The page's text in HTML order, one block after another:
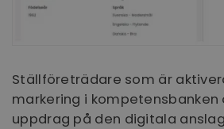
Ställföreträdare som är
markering i kompetensbanken
uppdrag på den digitala